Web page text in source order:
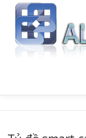
Skip to content